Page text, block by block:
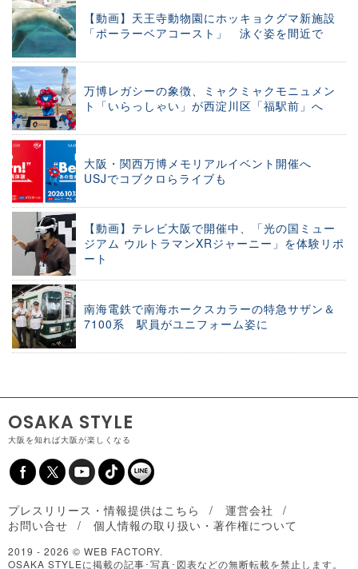
【動画】天王寺動物園にホッキョクグマ新施設
「ポーラーベアコースト」 泳ぐ姿を間近で
万博レガシーの象徴、ミャクミャクモニュメン
ト「いらっしゃい」が西淀川区「福駅前」へ
大阪・関西万博メモリアルイベント開催へ
USJでコブクロらライブも
【動画】テレビ大阪で開催中、「光の国ミュー
ジアム ウルトラマンXRジャーニー」を体験リポ
ート
南海電鉄で南海ホークスカラーの特急サザン＆
7100系 駅員がユニフォーム姿に
OSAKA STYLE
大阪を知れば大阪が楽しくなる
プレスリリース・情報提供はこちら
運営会社
お問い合せ
個人情報の取り扱い・著作権について
2019 - 2026 © WEB FACTORY.
OSAKA STYLEに掲載の記事･写真･図表などの無断転載を禁止します。